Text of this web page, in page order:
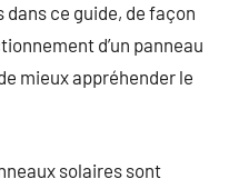
dans ce guide, de façon
d’un panneau
mieux appréhender le
solaires sont